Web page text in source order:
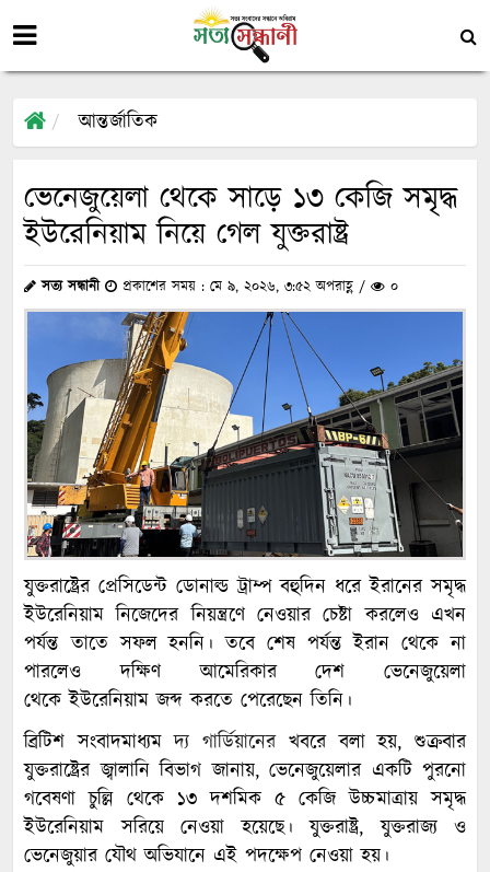
আন্তর্জাতিক
ভেনেজুয়েলা থেকে সাড়ে ১৩ কেজি সমৃদ্ধ
ইউরেনিয়াম নিয়ে গেল যুক্তরাষ্ট্র
সত্য সন্ধানী প্রকাশের সময় : মে ৯, ২০২৬, ৩:৫২ অপরাহ্ণ / ০
যুক্তরাষ্ট্রের প্রেসিডেন্ট ডোনাল্ড ট্রাম্প বহুদিন ধরে ইরানের সমৃদ্ধ
ইউরেনিয়াম নিজেদের নিয়ন্ত্রণে নেওয়ার চেষ্টা করলেও এখন
পর্যন্ত তাতে সফল হননি। তবে শেষ পর্যন্ত ইরান থেকে না
পারলেও দক্ষিণ আমেরিকার দেশ ভেনেজুয়েলা
থেকে ইউরেনিয়াম জব্দ করতে পেরেছেন তিনি।
ব্রিটিশ সংবাদমাধ্যমদ্য গার্ডিয়ানেরখবরে বলা হয়, শুক্রবার
যুক্তরাষ্ট্রের জ্বালানি বিভাগ জানায়, ভেনেজুয়েলার একটি পুরনো
গবেষণা চুল্লি থেকে ১৩ দশমিক ৫ কেজি উচ্চমাত্রায় সমৃদ্ধ
ইউরেনিয়াম সরিয়ে নেওয়া হয়েছে। যুক্তরাষ্ট্র, যুক্তরাজ্য ও
ভেনেজুয়ার যৌথ অভিযানে এই পদক্ষেপ নেওয়া হয়।